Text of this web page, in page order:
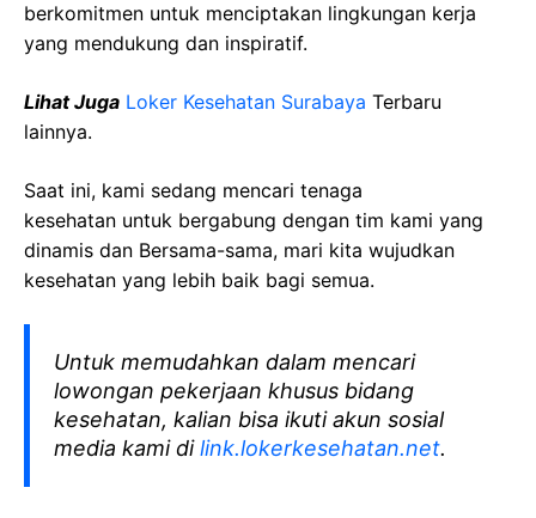
berkomitmen untuk menciptakan lingkungan kerja
yang mendukung dan inspiratif.
Lihat Juga Loker Kesehatan Surabaya Terbaru
lainnya.
Saat ini, kami sedang mencari tenaga
kesehatan untuk bergabung dengan tim kami yang
dinamis dan Bersama-sama, mari kita wujudkan
kesehatan yang lebih baik bagi semua.
Untuk memudahkan dalam mencari
lowongan pekerjaan khusus bidang
kesehatan, kalian bisa ikuti akun sosial
media kami dilink.lokerkesehatan.net.